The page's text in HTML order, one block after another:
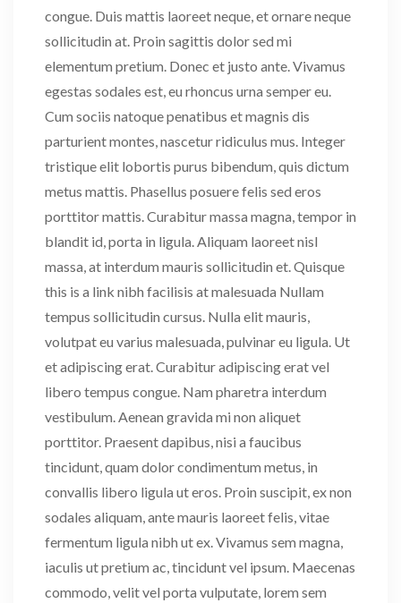
congue. Duis mattis laoreet neque, et ornare neque
sollicitudin at. Proin sagittis dolor sed mi
elementum pretium. Donec et justo ante. Vivamus
egestas sodales est, eu rhoncus urna semper eu.
Cum sociis natoque penatibus et magnis dis
parturient montes, nascetur ridiculus mus. Integer
tristique elit lobortis purus bibendum, quis dictum
metus mattis. Phasellus posuere felis sed eros
porttitor mattis. Curabitur massa magna, tempor in
blandit id, porta in ligula. Aliquam laoreet nisl
massa, at interdum mauris sollicitudin et. Quisque
this is a link nibh facilisis at malesuada Nullam
tempus sollicitudin cursus. Nulla elit mauris,
volutpat eu varius malesuada, pulvinar eu ligula. Ut
et adipiscing erat. Curabitur adipiscing erat vel
libero tempus congue. Nam pharetra interdum
vestibulum. Aenean gravida mi non aliquet
porttitor. Praesent dapibus, nisi a faucibus
tincidunt, quam dolor condimentum metus, in
convallis libero ligula ut eros. Proin suscipit, ex non
sodales aliquam, ante mauris laoreet felis, vitae
fermentum ligula nibh ut ex. Vivamus sem magna,
iaculis ut pretium ac, tincidunt vel ipsum. Maecenas
commodo, velit vel porta vulputate, lorem sem